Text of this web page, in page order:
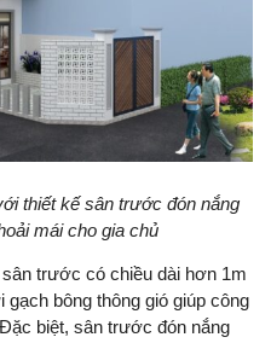
thiết kế sân trước đón nắng
mái cho gia chủ
trước có chiều dài hơn 1m
bông thông gió giúp công
biệt, sân trước đón nắng